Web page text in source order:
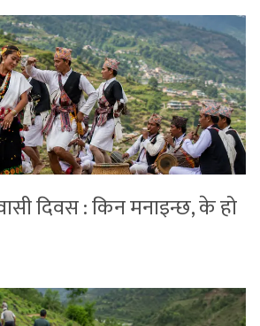
दिवस : किन मनाइन्छ, के हो